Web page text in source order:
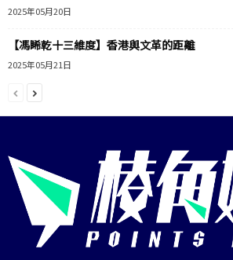
2025年05月20日
【馮睎乾十三維度】香港與文革的距離
2025年05月21日